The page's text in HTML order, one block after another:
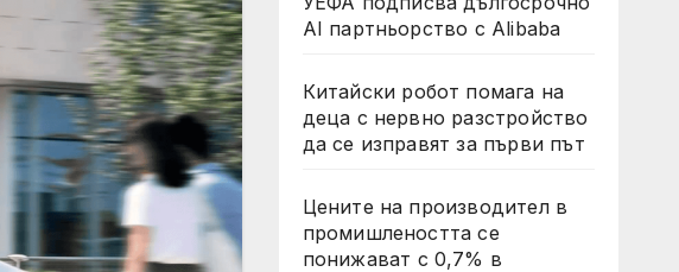
AI партньорство с Alibaba
Китайски робот помага на
деца с нервно разстройство
да се изправят за първи път
Цените на производител в
промишлеността се
понижават с 0,7% в